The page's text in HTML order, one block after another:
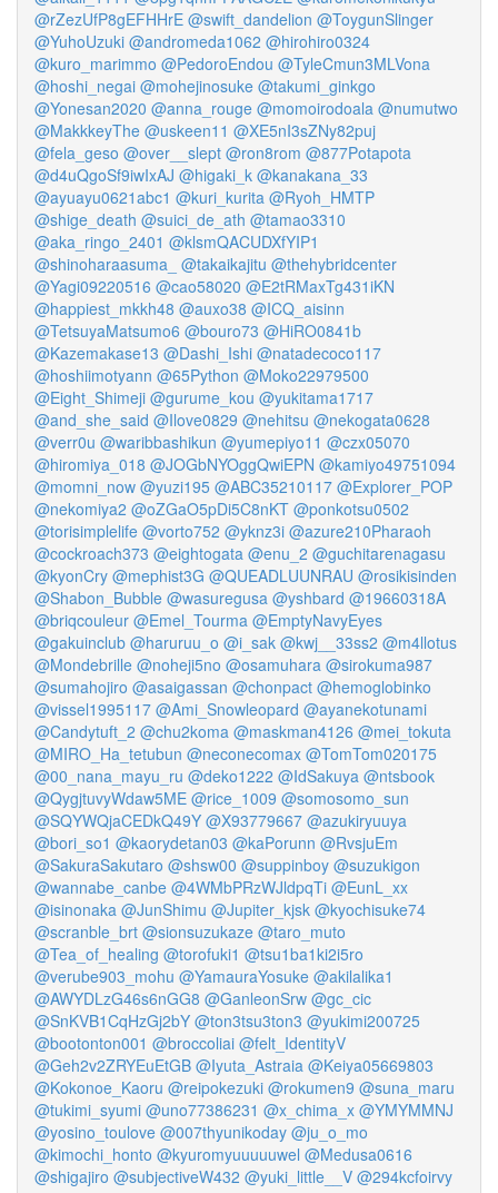
@rZezUfP8gEFHHrE @swift_dandelion @ToygunSlinger
@YuhoUzuki @andromeda1062 @hirohiro0324
@kuro_marimmo @PedoroEndou @TyleCmun3MLVona
@hoshi_negai @mohejinosuke @takumi_ginkgo
@Yonesan2020 @anna_rouge @momoirodoala @numutwo
@MakkkeyThe @uskeen11 @XE5nI3sZNy82puj
@fela_geso @over__slept @ron8rom @877Potapota
@d4uQgoSf9iwIxAJ @higaki_k @kanakana_33
@ayuayu0621abc1 @kuri_kurita @Ryoh_HMTP
@shige_death @suici_de_ath @tamao3310
@aka_ringo_2401 @klsmQACUDXfYIP1
@shinoharaasuma_ @takaikajitu @thehybridcenter
@Yagi09220516 @cao58020 @E2tRMaxTg431iKN
@happiest_mkkh48 @auxo38 @ICQ_aisinn
@TetsuyaMatsumo6 @bouro73 @HiRO0841b
@Kazemakase13 @Dashi_Ishi @natadecoco117
@hoshiimotyann @65Python @Moko22979500
@Eight_Shimeji @gurume_kou @yukitama1717
@and_she_said @Ilove0829 @nehitsu @nekogata0628
@verr0u @waribbashikun @yumepiyo11 @czx05070
@hiromiya_018 @JOGbNYOggQwiEPN @kamiyo49751094
@momni_now @yuzi195 @ABC35210117 @Explorer_POP
@nekomiya2 @oZGaO5pDi5C8nKT @ponkotsu0502
@torisimplelife @vorto752 @yknz3i @azure210Pharaoh
@cockroach373 @eightogata @enu_2 @guchitarenagasu
@kyonCry @mephist3G @QUEADLUUNRAU @rosikisinden
@Shabon_Bubble @wasuregusa @yshbard @19660318A
@briqcouleur @Emel_Tourma @EmptyNavyEyes
@gakuinclub @haruruu_o @i_sak @kwj__33ss2 @m4llotus
@Mondebrille @noheji5no @osamuhara @sirokuma987
@sumahojiro @asaigassan @chonpact @hemoglobinko
@vissel1995117 @Ami_Snowleopard @ayanekotunami
@Candytuft_2 @chu2koma @maskman4126 @mei_tokuta
@MIRO_Ha_tetubun @neconecomax @TomTom020175
@00_nana_mayu_ru @deko1222 @IdSakuya @ntsbook
@QygjtuvyWdaw5ME @rice_1009 @somosomo_sun
@SQYWQjaCEDkQ49Y @X93779667 @azukiryuuya
@bori_so1 @kaorydetan03 @kaPorunn @RvsjuEm
@SakuraSakutaro @shsw00 @suppinboy @suzukigon
@wannabe_canbe @4WMbPRzWJldpqTi @EunL_xx
@isinonaka @JunShimu @Jupiter_kjsk @kyochisuke74
@scranble_brt @sionsuzukaze @taro_muto
@Tea_of_healing @torofuki1 @tsu1ba1ki2i5ro
@verube903_mohu @YamauraYosuke @akilalika1
@AWYDLzG46s6nGG8 @GanleonSrw @gc_cic
@SnKVB1CqHzGj2bY @ton3tsu3ton3 @yukimi200725
@bootonton001 @broccoliai @felt_IdentityV
@Geh2v2ZRYEuEtGB @Iyuta_Astraia @Keiya05669803
@Kokonoe_Kaoru @reipokezuki @rokumen9 @suna_maru
@tukimi_syumi @uno77386231 @x_chima_x @YMYMMNJ
@yosino_toulove @007thyunikoday @ju_o_mo
@kimochi_honto @kyuromyuuuuuwel @Medusa0616
@shigajiro @subjectiveW432 @yuki_little__V @294kcfoirvy